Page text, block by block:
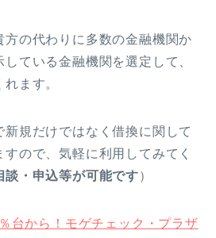
の代わりに多数の金融機関か
ている金融機関を選定して、
ます。
新規だけではなく借換に関して
ので、気軽に利用してみてく
談・申込等が可能です）
台から！モゲチェック・プラザ